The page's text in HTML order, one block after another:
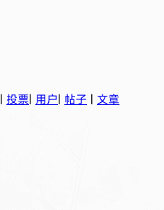
| 投票| 用户| 帖子 | 文章